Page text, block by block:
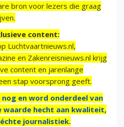
bron voor lezers die graag
content:
Luchtvaartnieuws.nl,
en Zakenreisnieuws.nl krijg
content en jarenlange
stap voorsprong geeft.
en word onderdeel van
waarde hecht aan kwaliteit,
journalistiek.